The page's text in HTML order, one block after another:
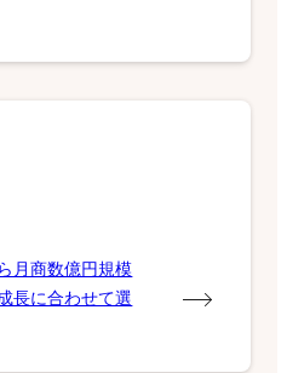
月商数億円規模
長に合わせて選